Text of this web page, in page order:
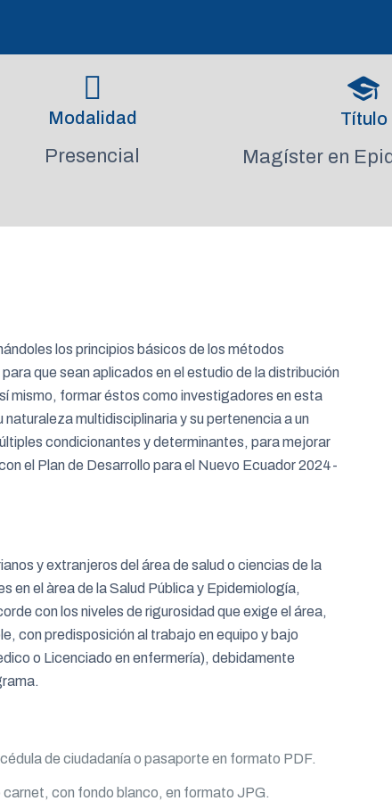
Modalidad
Presencial
Título
Magíster en
los principios básicos de los métodos
que sean aplicados en el estudio de la distribución
mismo, formar éstos como investigadores en esta
multidisciplinaria y su pertenencia a un
condicionantes y determinantes, para mejorar
el Plan de Desarrollo para el Nuevo Ecuador 2024-
y extranjeros del área de salud o ciencias de la
en el àrea de la Salud Pública y Epidemiología,
con los niveles de rigurosidad que exige el área,
con predisposición al trabajo en equipo y bajo
o Licenciado en enfermería), debidamente
de ciudadanía o pasaporte en formato PDF.
con fondo blanco, en formato JPG.